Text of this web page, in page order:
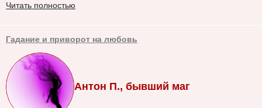
Читать полностью
Гадание и приворот на любовь
Антон П., бывший маг